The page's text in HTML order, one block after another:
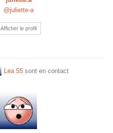
@juliette-a
Afficher le profil
Lea 55 sont en contact